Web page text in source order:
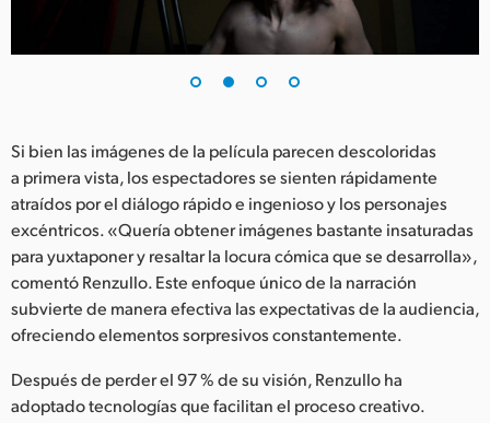
Chinese Taipei
Turkey
Ukraine
United Kingdom
Si bien las imágenes de la película parecen descoloridas
a primera vista, los espectadores se sienten rápidamente
atraídos por el diálogo rápido e ingenioso y los personajes
excéntricos. «Quería obtener imágenes bastante insaturadas
para yuxtaponer y resaltar la locura cómica que se desarrolla»,
comentó Renzullo. Este enfoque único de la narración
subvierte de manera efectiva las expectativas de la audiencia,
ofreciendo elementos sorpresivos constantemente.
Después de perder el 97 % de su visión, Renzullo ha
adoptado tecnologías que facilitan el proceso creativo.